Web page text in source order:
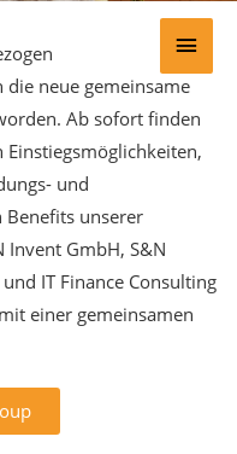
die neue gemeinsame
Ab sofort finden
und
Benefits unserer
Invent GmbH, S&N
IT Finance Consulting
einer gemeinsamen